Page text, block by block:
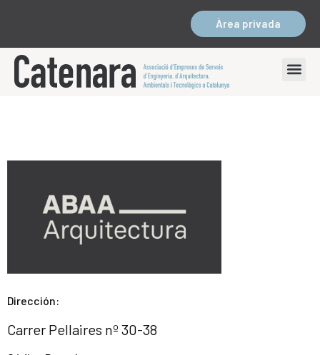
Àrea privada
Dirección:
Carrer Pellaires nº 30-38